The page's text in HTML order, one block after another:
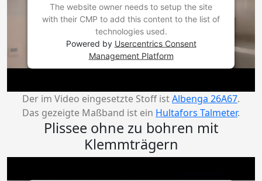
The website owner needs to setup the site
with their CMP to add this content to the list of
technologies used.
Powered by Usercentrics Consent
Management Platform
Der im Video eingesetzte Stoff istAlbenga 26A67.
Das gezeigte Maßband ist ein Hultafors Talmeter.
Plissee ohne zu bohren mit
Klemmträgern